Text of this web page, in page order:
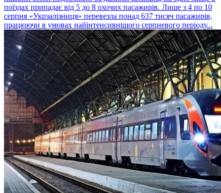
поїздах припадає від 5 до 8 охочих пасажирів. Лише з 4 по 10
серпня «Укрзалізниця» перевезла понад 637 тисяч пасажирів,
працюючи в умовах найінтенсивнішого серпневого періоду...